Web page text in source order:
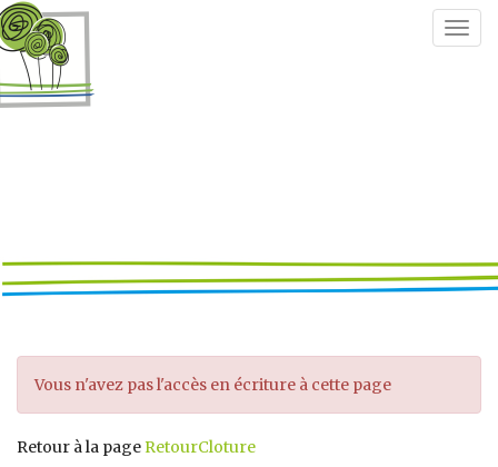
Vous n'avez pas l'accès en écriture à cette page
Retour à la page RetourCloture